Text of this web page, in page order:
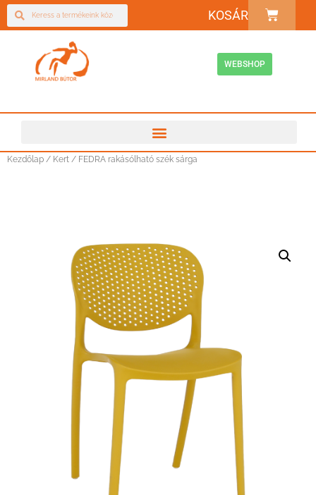
KOSÁR
WEBSHOP
Kezdőlap / Kert / FEDRA rakásólható szék sárga